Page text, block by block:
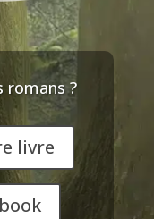
romans ?
livre